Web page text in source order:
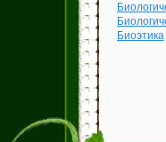
Биоэтика